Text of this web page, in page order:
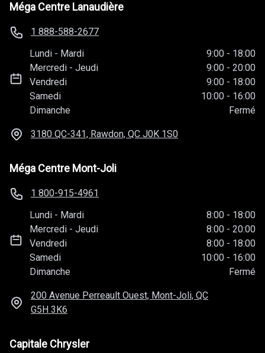
Méga Centre Lanaudière
1 888-588-2677
Lundi - Mardi 9:00 - 18:00
Mercredi -Jeudi 9:00 - 20:00
Vendredi
9:00 - 18:00
Samedi
10:00 - 16:00
Dimanche
Fermé
3180 QC-341, Rawdon, QC J0K 1S0
Méga Centre Mont-Joli
1 800-915-4961
Lundi - Mardi 8:00 - 18:00
Mercredi -Jeudi 8:00 - 20:00
Vendredi
8:00 - 18:00
Samedi
10:00 - 16:00
Dimanche
Fermé
200 Avenue Perreault Ouest, Mont-Joli, QC
G5H 3K6
Capitale Chrysler